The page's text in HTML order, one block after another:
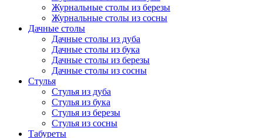
Журнальные столы из березы
Журнальные столы из сосны
Дачные столы
Дачные столы из дуба
Дачные столы из бука
Дачные столы из березы
Дачные столы из сосны
Стулья
Стулья из дуба
Стулья из бука
Стулья из березы
Стулья из сосны
Табуреты